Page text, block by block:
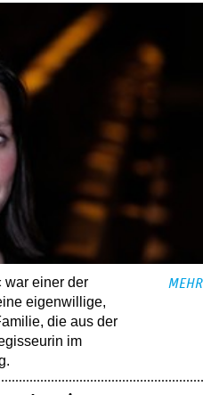
war einer der
eigenwillige,
die aus der
im
MEHR